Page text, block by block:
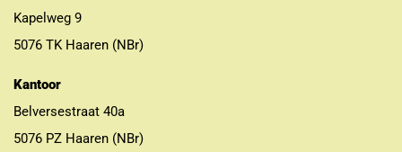
Kapelweg 9
5076 TK Haaren (NBr)
Kantoor
Belversestraat 40a
5076 PZ Haaren (NBr)